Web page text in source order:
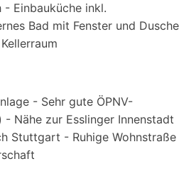
- Einbauküche inkl.
Bad mit Fenster und Dusche
- Sehr gute ÖPNV-
- Nähe zur Esslinger Innenstadt
Stuttgart - Ruhige Wohnstraße